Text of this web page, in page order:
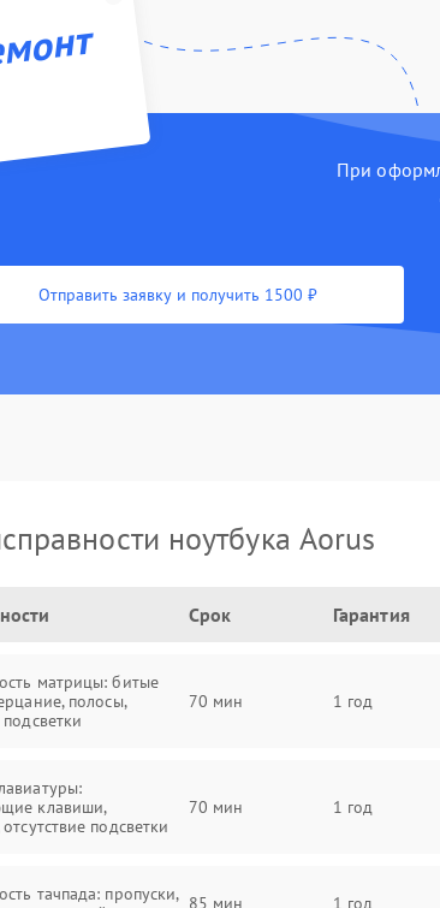
При
Отправить заявку и получить 1500 ₽
ноутбука Aorus
Срок Гарантия
матрицы: битые
полосы,
подсветки
70 мин 1 год
клавиши,
подсветки
70 мин 1 год
тачпада: пропуски, 85 мин 1 год